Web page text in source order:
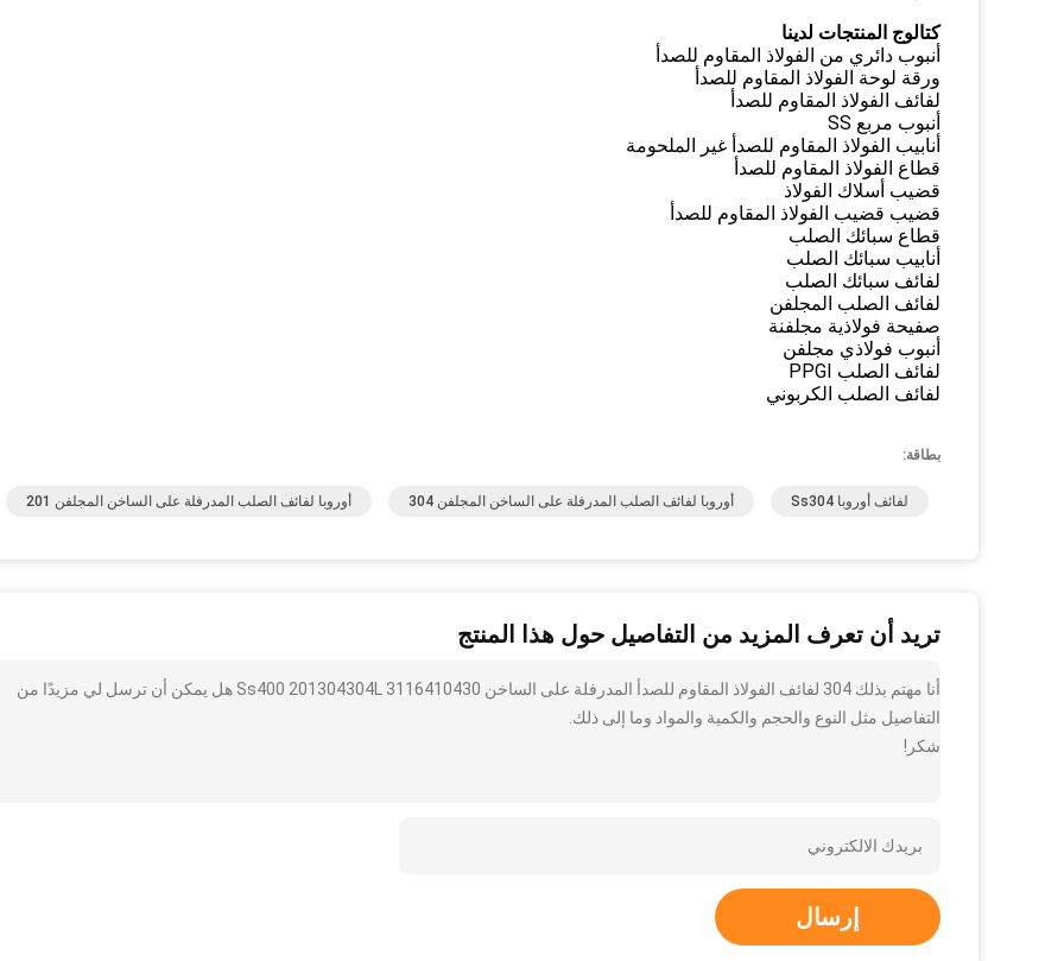
كتالوج المنتجات لدينا
أنبوب دائري من الفولاذ المقاوم للصدأ
ورقة لوحة الفولاذ المقاوم للصدأ
لفائف الفولاذ المقاوم للصدأ
أنبوب مربع SS
أنابيب الفولاذ المقاوم للصدأ غير الملحومة
قطاع الفولاذ المقاوم للصدأ
قضيب أسلاك الفولاذ
قضيب قضيب الفولاذ المقاوم للصدأ
قطاع سبائك الصلب
أنابيب سبائك الصلب
لفائف سبائك الصلب
لفائف الصلب المجلفن
صفيحة فولاذية مجلفنة
أنبوب فولاذي مجلفن
لفائف الصلب PPGI
لفائف الصلب الكربوني
بطاقة:
لفائف أوروبا Ss304 أوروبا لفائف الصلب المدرفلة على الساخن المجلفن 304 أوروبا لفائف الصلب المدرفلة على الساخن المجلفن 201
تريد أن تعرف المزيد من التفاصيل حول هذا المنتج
أنا مهتم بذلك 304 لفائف الفولاذ المقاوم للصدأ المدرفلة على الساخن Ss400 201304304L 3116410430 هل يمكن أن ترسل لي مزيدًا من
التفاصيل مثل النوع والحجم والكمية والمواد وما إلى ذلك.
شكر!
إرسال